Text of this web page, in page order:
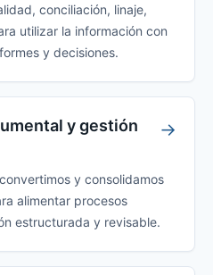
conciliación, linaje,
utilizar la información con
y decisiones.
y gestión
→
y consolidamos
alimentar procesos
estructurada y revisable.